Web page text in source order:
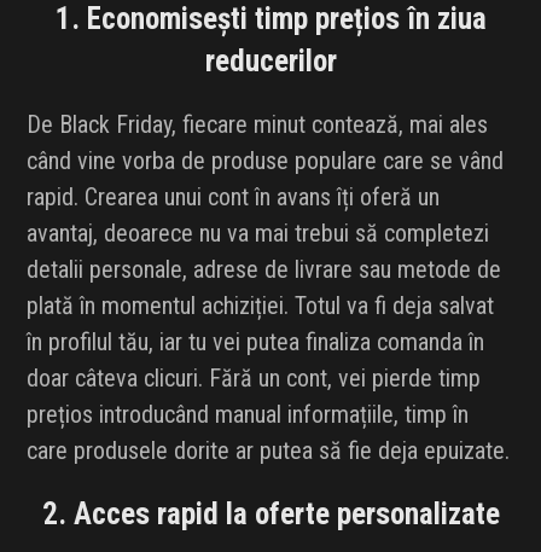
FAVORITE
1. Economisești timp prețios în ziua
reducerilor
De Black Friday, fiecare minut contează, mai ales
când vine vorba de produse populare care se vând
rapid. Crearea unui cont în avans îți oferă un
avantaj, deoarece nu va mai trebui să completezi
detalii personale, adrese de livrare sau metode de
plată în momentul achiziției. Totul va fi deja salvat
în profilul tău, iar tu vei putea finaliza comanda în
doar câteva clicuri. Fără un cont, vei pierde timp
prețios introducând manual informațiile, timp în
care produsele dorite ar putea să fie deja epuizate.
2. Acces rapid la oferte personalizate